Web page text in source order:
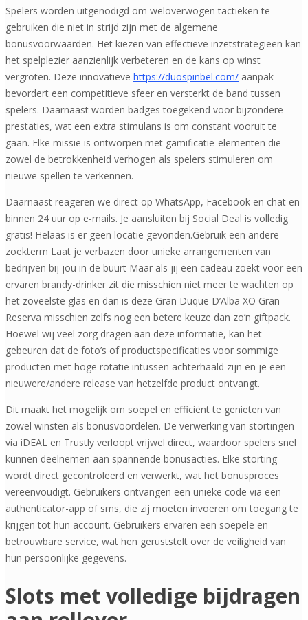
Spelers worden uitgenodigd om weloverwogen tactieken te
gebruiken die niet in strijd zijn met de algemene
bonusvoorwaarden. Het kiezen van effectieve inzetstrategieën kan
het spelplezier aanzienlijk verbeteren en de kans op winst
vergroten. Deze innovatieve https://duospinbel.com/ aanpak
bevordert een competitieve sfeer en versterkt de band tussen
spelers. Daarnaast worden badges toegekend voor bijzondere
prestaties, wat een extra stimulans is om constant vooruit te
gaan. Elke missie is ontworpen met gamificatie-elementen die
zowel de betrokkenheid verhogen als spelers stimuleren om
nieuwe spellen te verkennen.
Daarnaast reageren we direct op WhatsApp, Facebook en chat en
binnen 24 uur op e-mails. Je aansluiten bij Social Deal is volledig
gratis! Helaas is er geen locatie gevonden.Gebruik een andere
zoekterm Laat je verbazen door unieke arrangementen van
bedrijven bij jou in de buurt Maar als jij een cadeau zoekt voor een
ervaren brandy-drinker zit die misschien niet meer te wachten op
het zoveelste glas en dan is deze Gran Duque D’Alba XO Gran
Reserva misschien zelfs nog een betere keuze dan zo’n giftpack.
Hoewel wij veel zorg dragen aan deze informatie, kan het
gebeuren dat de foto’s of productspecificaties voor sommige
producten met hoge rotatie intussen achterhaald zijn en je een
nieuwere/andere release van hetzelfde product ontvangt.
Dit maakt het mogelijk om soepel en efficiënt te genieten van
zowel winsten als bonusvoordelen. De verwerking van stortingen
via iDEAL en Trustly verloopt vrijwel direct, waardoor spelers snel
kunnen deelnemen aan spannende bonusacties. Elke storting
wordt direct gecontroleerd en verwerkt, wat het bonusproces
vereenvoudigt. Gebruikers ontvangen een unieke code via een
authenticator-app of sms, die zij moeten invoeren om toegang te
krijgen tot hun account. Gebruikers ervaren een soepele en
betrouwbare service, wat hen geruststelt over de veiligheid van
hun persoonlijke gegevens.
Slots met volledige bijdragen